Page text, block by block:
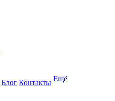
Блог Контакты Ещё